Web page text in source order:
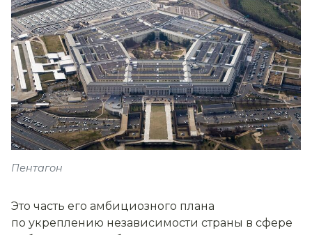
Пентагон
Это часть его амбициозного плана
по укреплению независимости страны в сфере